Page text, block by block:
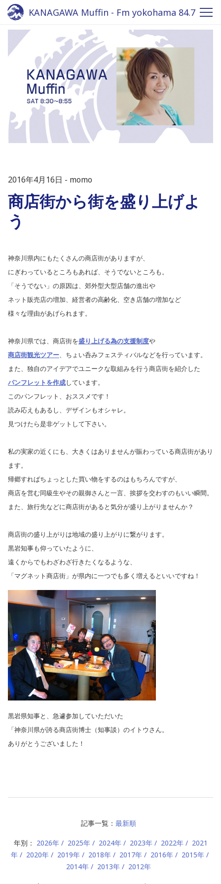
KANAGAWA Muffin - Fm yokohama 84.7
2016年4月16日 momo
商店街から街を盛り上げよ
う
神奈川県内にもたくさんの商店街がありますが、
にぎわっているところもあれば、そうでないところも。
「そうでない」の原因は、郊外型大型店舗の進出や
ネット販売店の増加、経営者の高齢化、空き店舗の増加など
様々な理由があげられます。
神奈川県では、商店街を盛り上げる為の支援制度や
商店街観光ツアー 、ちょい呑みフェスティバルなどを行っています。
また、独自のアイデアでユニークな取組みを行う商店街を紹介した
パンフレットを作成しています。
このパンフレット、おススメです！
読み応えもあるし、デザインもオシャレ。
見つけたら是非ゲットして下さい。
私の実家の近くにも、大きくはありませんが賑わっている商店街があり
ます。
帰郷すればちょっとした買い物をするのはもちろんですが、
商店を営む同級生やその親御さんと一言、挨拶を交わすのもいい瞬間。
また、旅行先などに商店街があると気分が盛り上がりませんか？
商店街の盛り上がりは地域の盛り上がりに繋がります。
黒岩知事も仰っていたように、
遠くからでもわざわざ行きたくなるような、
「マグネット商店街」が県内に一つでも多く増えるといいですね！
黒岩県知事と、急遽参加していただいた
「神奈川県が誇る商店街博士（知事談）のイトウさん。
ありがとうございました！
記事一覧： 最新順
年別： 2026年 2025年 2024年 2023年 2022年
2021
年
2020年 2019年 2018年 2017年 2016年
2015年
2014年
2013年 2012年